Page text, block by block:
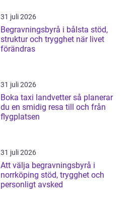
31 juli 2026
Begravningsbyrå i bålsta stöd,
struktur och trygghet när livet
förändras
31 juli 2026
Boka taxi landvetter så planerar
du en smidig resa till och från
flygplatsen
31 juli 2026
Att välja begravningsbyrå i
norrköping stöd, trygghet och
personligt avsked